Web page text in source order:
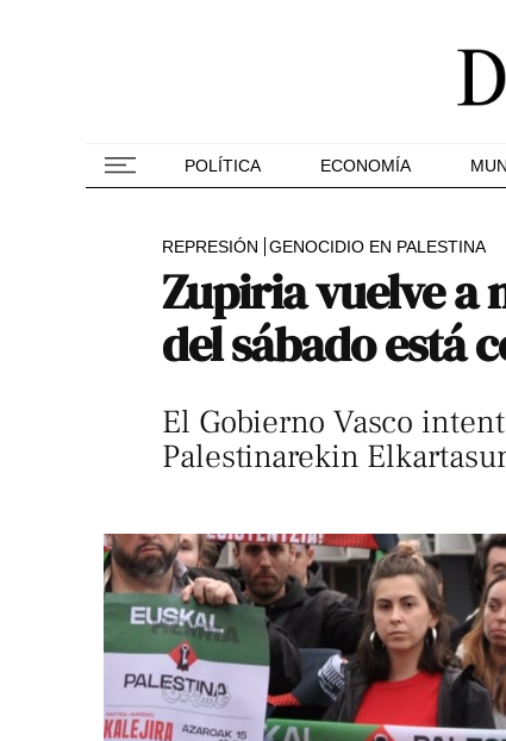
POLÍTICA ECONOMÍA
REPRESIÓN GENOCIDIO EN PALESTINA
Zupiria vuelve a
del sábado está
El Gobierno Vasco
Palestinarekin